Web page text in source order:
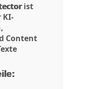
ist
KI-
Content